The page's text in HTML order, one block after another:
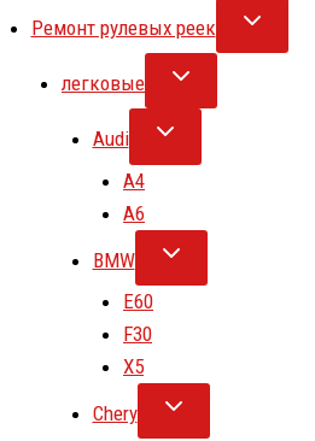
Ремонт рулевых реек
легковые
Audi
A4
A6
BMW
E60
F30
X5
Chery